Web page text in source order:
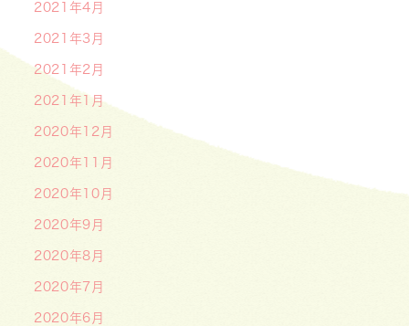
2021年4月
2021年3月
2021年2月
2021年1月
2020年12月
2020年11月
2020年10月
2020年9月
2020年8月
2020年7月
2020年6月